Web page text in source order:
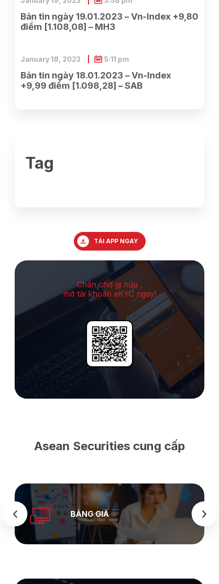
Bản tin ngày 19.01.2023 – Vn-Index +9,80
điểm [1.108,08] – MH3
Bản tin ngày 18.01.2023 – Vn-Index
+9,99 điểm [1.098,28] – SAB
January 18, 2023 5:11 pm
Tag
TẢI APP NGAY
Chần chờ gi nữa ,
mở tài khoản eKYC ngay!
Asean Securities cung cấp
BẢNG GIÁ